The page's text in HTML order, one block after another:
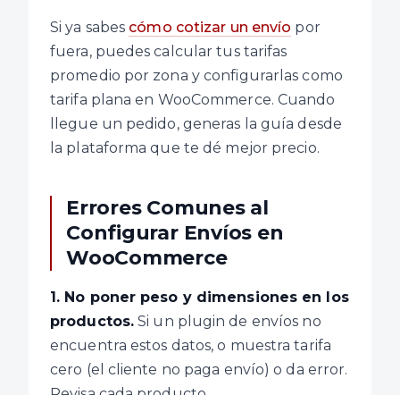
Si ya sabes cómo cotizar un envío por
fuera, puedes calcular tus tarifas
promedio por zona y configurarlas como
tarifa plana en WooCommerce. Cuando
llegue un pedido, generas la guía desde
la plataforma que te dé mejor precio.
Errores Comunes al
Configurar Envíos en
WooCommerce
1. No poner peso y dimensiones en los
productos. Si un plugin de envíos no
encuentra estos datos, o muestra tarifa
cero (el cliente no paga envío) o da error.